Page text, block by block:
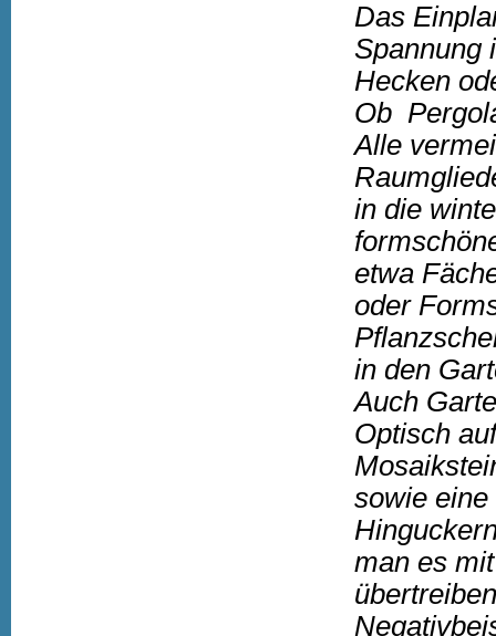
Das
Spannung
Hecken
Ob
Alle
in die
etwa
oder
in den
Auch
Optisch
sowie
man es